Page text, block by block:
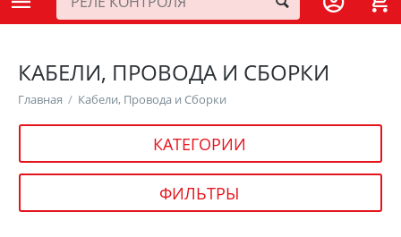
КАБЕЛИ, ПРОВОДА И СБОРКИ
Главная / Кабели, Провода и Сборки
КАТЕГОРИИ
ФИЛЬТРЫ